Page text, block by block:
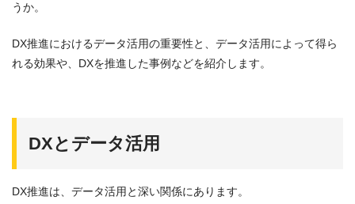
うか。
DX推進におけるデータ活用の重要性と、データ活用によって得ら
れる効果や、DXを推進した事例などを紹介します。
DXとデータ活用
DX推進は、データ活用と深い関係にあります。